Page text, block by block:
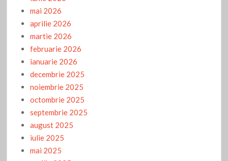
mai 2026
aprilie 2026
martie 2026
februarie 2026
ianuarie 2026
decembrie 2025
noiembrie 2025
octombrie 2025
septembrie 2025
august 2025
iulie 2025
mai 2025